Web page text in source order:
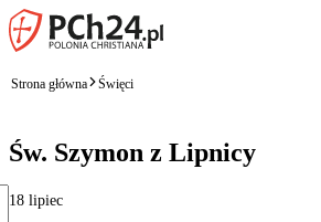
Strona główna Święci
Św. Szymon z Lipnicy
18 lipiec